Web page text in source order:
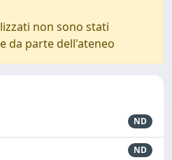
non sono stati
da parte dell'ateneo
ND
ND